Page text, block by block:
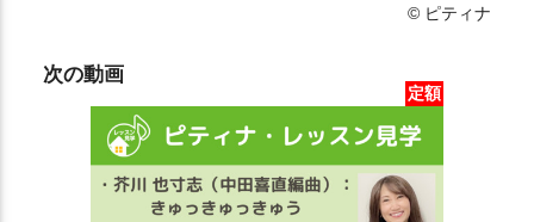
© ピティナ
次の動画
定額